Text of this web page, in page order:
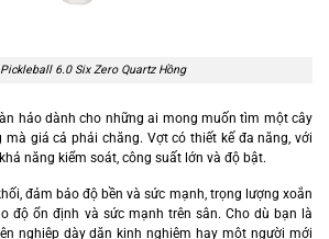
6.0 Six Zero Quartz Hồng
hảo dành cho những ai mong muốn tìm một cây
mà giá cả phải chăng. Vợt có thiết kế đa năng, với
năng kiểm soát, công suất lớn và độ bật.
đảm bảo độ bền và sức mạnh, trọng lượng xoắn
độ ổn định và sức mạnh trên sân. Cho dù bạn là
nghiệp dày dặn kinh nghiệm hay một người mới